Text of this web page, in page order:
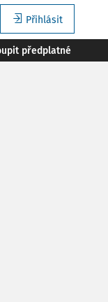
Přihlásit
předplatné